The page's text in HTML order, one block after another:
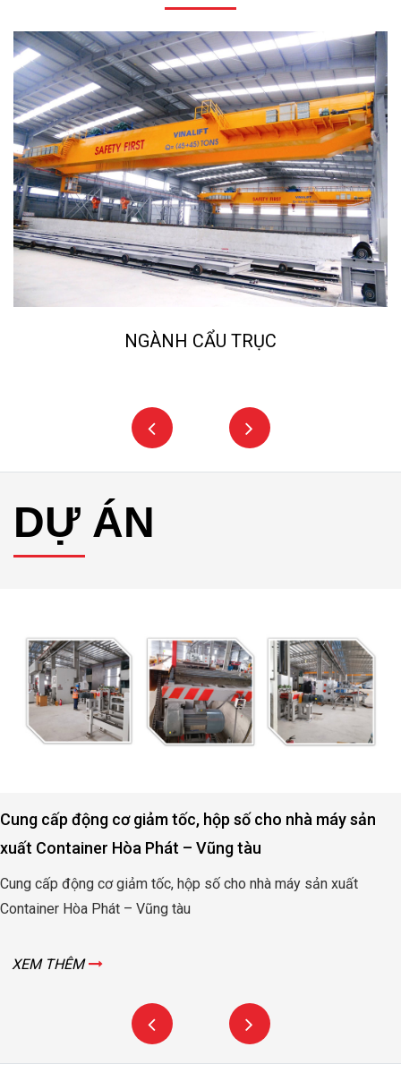
NGÀNH CẨU TRỤC
DỰ ÁN
Cung cấp động cơ giảm tốc, hộp số cho nhà máy sản
xuất Container Hòa Phát – Vũng tàu
Cung cấp động cơ giảm tốc, hộp số cho nhà máy sản xuất
Container Hòa Phát – Vũng tàu
XEM THÊM